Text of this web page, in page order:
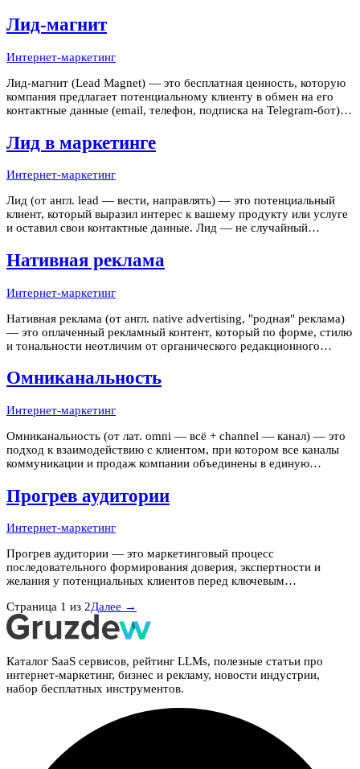
товара в корзину. Чем выше конверсия, тем дешевле вам
обходится каждый кл
Лид-магнит
Интернет-маркетинг
Лид-магнит (Lead Magnet) — это бесплатная ценность, которую
компания предлагает потенциальному клиенту в обмен на его
контактные данные (email, телефон, подписка на Telegram-бот).
превращает анонимного посетителя сайта в лида с известными
контакта
Лид в маркетинге
Интернет-маркетинг
Лид (от англ. lead — вести, направлять) — это потенциальный
клиент, который выразил интерес к вашему продукту или услуге
и оставил свои контактные данные. Лид — не случайный
именем, телефоном или email, который уже сделал первый шаг
навстреч
Нативная реклама
Интернет-маркетинг
Нативная реклама (от англ. native advertising, "родная" реклама)
— это оплаченный рекламный контент, который по форме, стилю
и тональности неотличим от органического редакционного
воспринимает его как часть привычной ленты или медиа, а не
как п
Омниканальность
Интернет-маркетинг
Омниканальность (от лат. omni — всё + channel — канал) — это
подход к взаимодействию с клиентом, при котором все каналы
коммуникации и продаж компании объединены в единую
мессенджере, продолжить по телефону и завершить оформление
через сайт — и на ка
Прогрев аудитории
Интернет-маркетинг
Прогрев аудитории — это маркетинговый процесс
последовательного формирования доверия, экспертности и
желания у потенциальных клиентов перед ключевым
прогрева — человек не покупает у незнакомца. Чем сложнее и
дороже продукт, тем больше касаний с б
Страница 1 из 2Далее →
Каталог SaaS сервисов, рейтинг LLMs, полезные статьи про
интернет-маркетинг, бизнес и рекламу, новости индустрии,
набор бесплатных инструментов.